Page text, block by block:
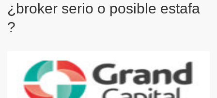
¿broker serio o posible estafa
?